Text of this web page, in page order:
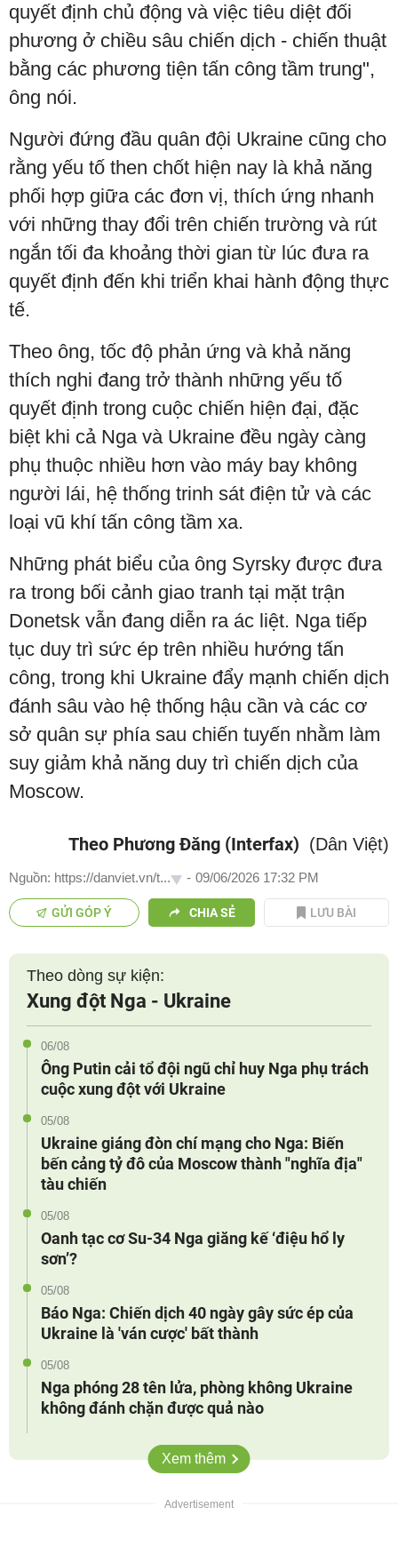
quyết định chủ động và việc tiêu diệt đối
phương ở chiều sâu chiến dịch - chiến thuật
bằng các phương tiện tấn công tầm trung",
ông nói.
Người đứng đầu quân đội Ukraine cũng cho
rằng yếu tố then chốt hiện nay là khả năng
phối hợp giữa các đơn vị, thích ứng nhanh
với những thay đổi trên chiến trường và rút
ngắn tối đa khoảng thời gian từ lúc đưa ra
quyết định đến khi triển khai hành động thực
tế.
Theo ông, tốc độ phản ứng và khả năng
thích nghi đang trở thành những yếu tố
quyết định trong cuộc chiến hiện đại, đặc
biệt khi cả Nga và Ukraine đều ngày càng
phụ thuộc nhiều hơn vào máy bay không
người lái, hệ thống trinh sát điện tử và các
loại vũ khí tấn công tầm xa.
Những phát biểu của ông Syrsky được đưa
ra trong bối cảnh giao tranh tại mặt trận
Donetsk vẫn đang diễn ra ác liệt. Nga tiếp
tục duy trì sức ép trên nhiều hướng tấn
công, trong khi Ukraine đẩy mạnh chiến dịch
đánh sâu vào hệ thống hậu cần và các cơ
sở quân sự phía sau chiến tuyến nhằm làm
suy giảm khả năng duy trì chiến dịch của
Moscow.
Theo Phương Đăng (Interfax) (Dân Việt)
Nguồn: https://danviet.vn/t... - 09/06/2026 17:32 PM
GỬI GÓP Ý CHIA SẺ LƯU BÀI
Theo dòng sự kiện:
Xung đột Nga - Ukraine
06/08
Ông Putin cải tổ đội ngũ chỉ huy Nga phụ trách
cuộc xung đột với Ukraine
05/08
Ukraine giáng đòn chí mạng cho Nga: Biến
bến cảng tỷ đô của Moscow thành "nghĩa địa"
tàu chiến
05/08
Oanh tạc cơ Su-34 Nga giăng kế ‘điệu hổ ly
sơn’?
05/08
Báo Nga: Chiến dịch 40 ngày gây sức ép của
Ukraine là 'ván cược' bất thành
05/08
Nga phóng 28 tên lửa, phòng không Ukraine
không đánh chặn được quả nào
Xem thêm